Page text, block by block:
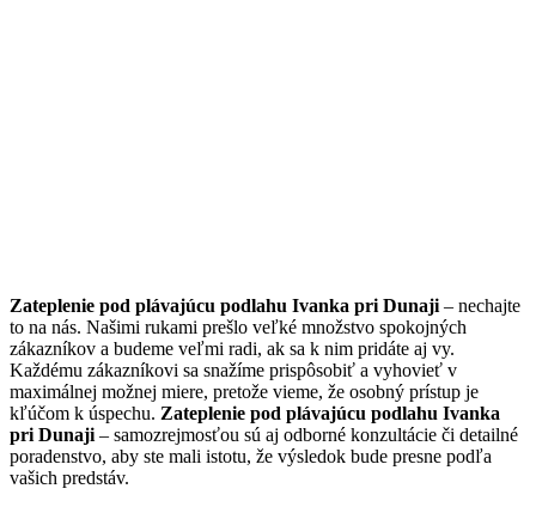
Zateplenie pod plávajúcu podlahu Ivanka pri Dunaji– nechajte
to na nás. Našimi rukami prešlo veľké množstvo spokojných
zákazníkov a budeme veľmi radi, ak sa k nim pridáte aj vy.
Každému zákazníkovi sa snažíme prispôsobiť a vyhovieť v
maximálnej možnej miere, pretože vieme, že osobný prístup je
kľúčom k úspechu. Zateplenie pod plávajúcu podlahu Ivanka
pri Dunaji– samozrejmosťou sú aj odborné konzultácie či detailné
poradenstvo, aby ste mali istotu, že výsledok bude presne podľa
vašich predstáv.